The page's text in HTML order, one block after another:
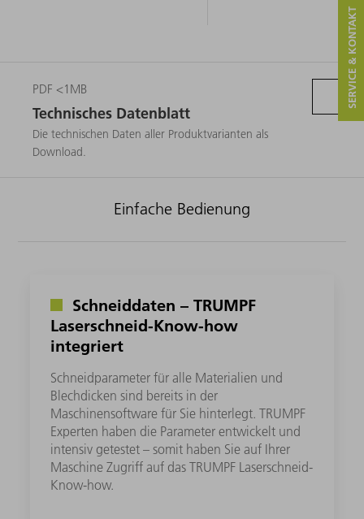
PDF <1MB
Technisches Datenblatt
Die technischen Daten aller Produktvarianten als
Download.
Einfache Bedienung
Schneiddaten – TRUMPF
Laserschneid-Know-how
integriert
Schneidparameter für alle Materialien und
Blechdicken sind bereits in der
Maschinensoftware für Sie hinterlegt. TRUMPF
Experten haben die Parameter entwickelt und
intensiv getestet – somit haben Sie auf Ihrer
Maschine Zugriff auf das TRUMPF Laserschneid-
Know-how.
SERVICE & KONTAKT